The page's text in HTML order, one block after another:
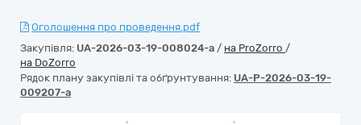
Оголошення про проведення.pdf
Закупівля: UA-2026-03-19-008024-a / на ProZorro /
на DoZorro
Рядок плану закупівлі та обґрунтування: UA-P-2026-03-19-
009207-a